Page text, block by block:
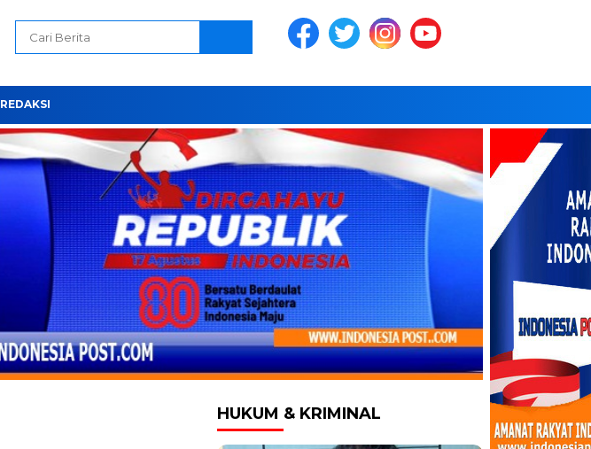
REDAKSI
HUKUM & KRIMINAL